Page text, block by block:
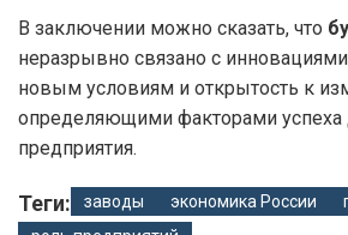
В заключении можно сказать, что
неразрывно связано с
новым условиям и открытость к
определяющими факторами успеха
предприятия.
Теги: заводы экономика России